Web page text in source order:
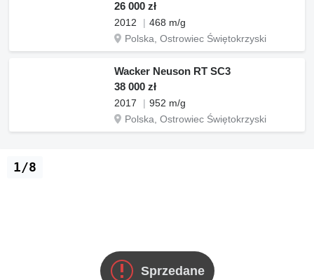
26 000 zł
2012
468 m/g
Polska, Ostrowiec Świętokrzyski
Wacker Neuson RT SC3
38 000 zł
2017
952 m/g
Polska, Ostrowiec Świętokrzyski
Sprzedane
1/8